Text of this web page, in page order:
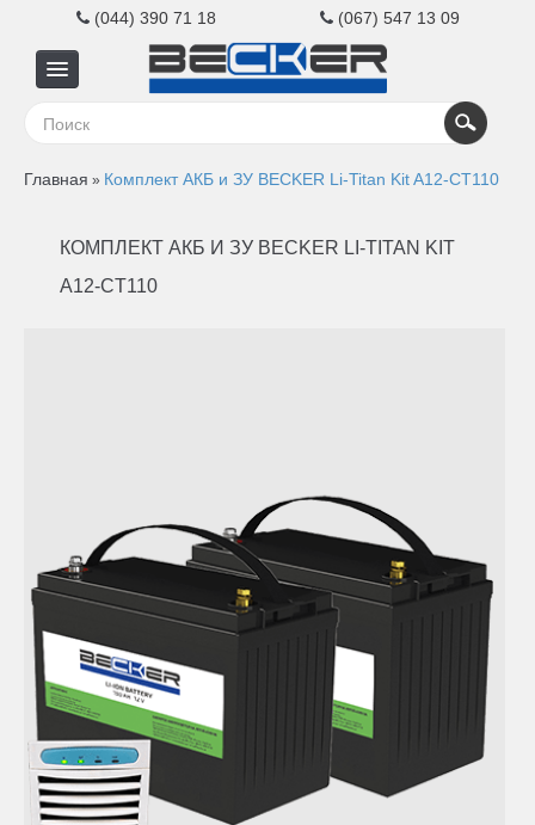
(044) 390 71 18 (067) 547 13 09
бизнеса
Главная » Комплект АКБ и ЗУ BECKER Li-Titan Kit A12-CT110
КОМПЛЕКТ АКБ И ЗУ BECKER LI-TITAN KIT
A12-CT110